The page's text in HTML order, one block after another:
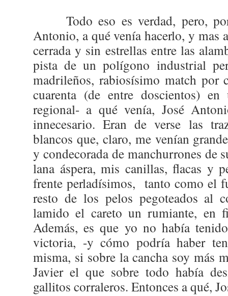
Todo eso es verdad, pero,
Antonio, a qué venía hacerlo, y mas
cerrada y sin estrellas entre las
pista de un polígono industrial
madrileños, rabiosísimo match por
cuarenta (de entre doscientos)
regional- a qué venía, José
innecesario. Eran de verse las
blancos que, claro, me venían
y condecorada de manchurrones de
lana áspera, mis canillas, flacas y
frente perladísimos, tanto como el
resto de los pelos pegoteados al
lamido el careto un rumiante, en
Además, es que yo no había
victoria, -y cómo podría haber
misma, si sobre la cancha soy más
Javier el que sobre todo había
gallitos corraleros. Entonces a qué,